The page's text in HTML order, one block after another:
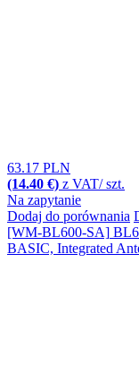
63.17 PLN
(14.40 €) z VAT/ szt.
Na zapytanie
Dodaj do porównania
[WM-BL600-SA]
BASIC, Integrated